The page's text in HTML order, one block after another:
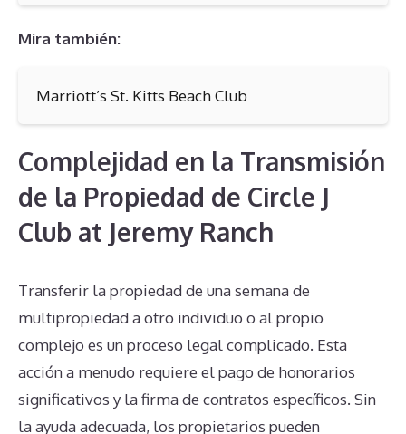
Mira también:
Marriott’s St. Kitts Beach Club
Complejidad en la Transmisión
de la Propiedad de Circle J
Club at Jeremy Ranch
Transferir la propiedad de una semana de
multipropiedad a otro individuo o al propio
complejo es un proceso legal complicado. Esta
acción a menudo requiere el pago de honorarios
significativos y la firma de contratos específicos. Sin
la ayuda adecuada, los propietarios pueden